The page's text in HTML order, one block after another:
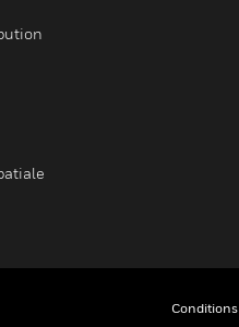
Conditions